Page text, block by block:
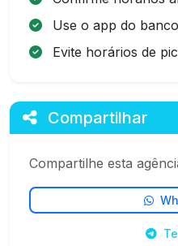
Use o app do
Evite horários de
Compartilhar
Compartilhe esta